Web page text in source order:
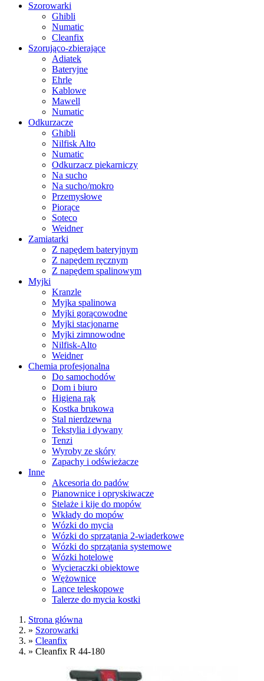
Szorowarki
Ghibli
Numatic
Cleanfix
Szorująco-zbierające
Adiatek
Bateryjne
Ehrle
Kablowe
Mawell
Numatic
Odkurzacze
Ghibli
Nilfisk Alto
Numatic
Odkurzacz piekarniczy
Na sucho
Na sucho/mokro
Przemysłowe
Piorące
Soteco
Weidner
Zamiatarki
Z napędem bateryjnym
Z napędem ręcznym
Z napędem spalinowym
Myjki
Kranzle
Myjka spalinowa
Myjki gorącowodne
Myjki stacjonarne
Myjki zimnowodne
Nilfisk-Alto
Weidner
Chemia profesjonalna
Do samochodów
Dom i biuro
Higiena rąk
Kostka brukowa
Stal nierdzewna
Tekstylia i dywany
Tenzi
Wyroby ze skóry
Zapachy i odświeżacze
Inne
Akcesoria do padów
Pianownice i opryskiwacze
Stelaże i kije do mopów
Wkłady do mopów
Wózki do mycia
Wózki do sprzątania 2-wiaderkowe
Wózki do sprzątania systemowe
Wózki hotelowe
Wycieraczki obiektowe
Wężownice
Lance teleskopowe
Talerze do mycia kostki
Strona główna
» Szorowarki
» Cleanfix
» Cleanfix R 44-180